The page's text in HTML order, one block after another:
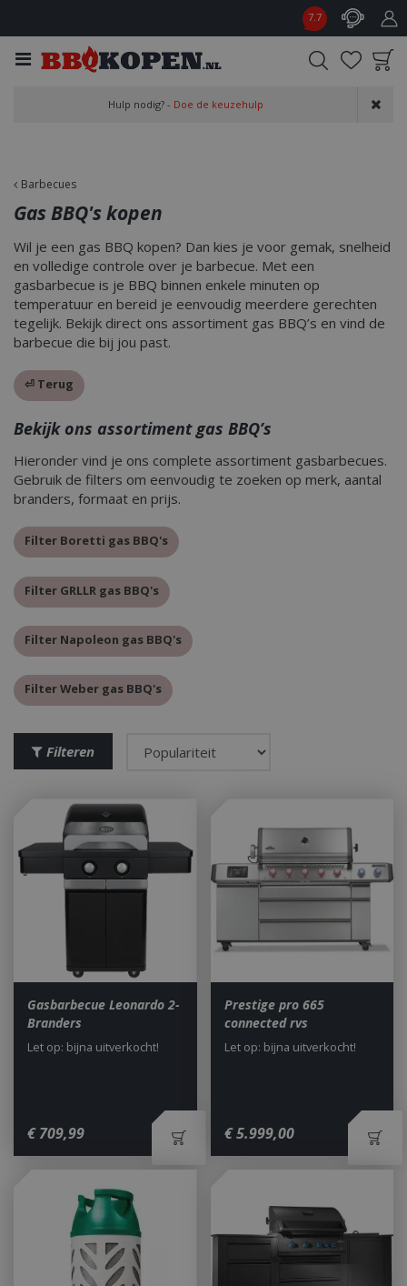
Barbecues
7.7
aan wensenlijst
Hulp nodig? - Doe de keuzehulp
Gas BBQ's kopen
Wil je een gas BBQ kopen? Dan kies je voor gemak, snelheid
en volledige controle over je barbecue. Met een
gasbarbecue is je BBQ binnen enkele minuten op
temperatuur en bereid je eenvoudig meerdere gerechten
tegelijk. Bekijk direct ons assortiment gas BBQ’s en vind de
barbecue die bij jou past.
⏎ Terug
Bekijk ons assortiment gas BBQ’s
Hieronder vind je ons complete assortiment gasbarbecues.
Gebruik de filters om eenvoudig te zoeken op merk, aantal
branders, formaat en prijs.
Filter Boretti gas BBQ's
Filter GRLLR gas BBQ's
Filter Napoleon gas BBQ's
Filter Weber gas BBQ's
Filteren
Gasbarbecue Leonardo 2-
Branders
€ 709,99
Let op: bijna uitverkocht!
Prestige pro 665
connected rvs
€ 5.999,00
Let op: bijna uitverkocht!